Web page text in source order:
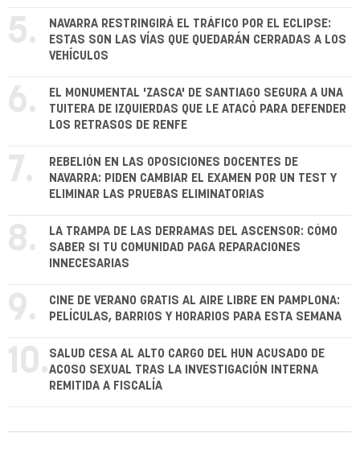
5.
NAVARRA RESTRINGIRÁ EL TRÁFICO POR EL ECLIPSE:
ESTAS SON LAS VÍAS QUE QUEDARÁN CERRADAS A LOS
VEHÍCULOS
6.
EL MONUMENTAL 'ZASCA' DE SANTIAGO SEGURA A UNA
TUITERA DE IZQUIERDAS QUE LE ATACÓ PARA DEFENDER
LOS RETRASOS DE RENFE
7.
REBELIÓN EN LAS OPOSICIONES DOCENTES DE
NAVARRA: PIDEN CAMBIAR EL EXAMEN POR UN TEST Y
ELIMINAR LAS PRUEBAS ELIMINATORIAS
8.
LA TRAMPA DE LAS DERRAMAS DEL ASCENSOR: CÓMO
SABER SI TU COMUNIDAD PAGA REPARACIONES
INNECESARIAS
9.
CINE DE VERANO GRATIS AL AIRE LIBRE EN PAMPLONA:
PELÍCULAS, BARRIOS Y HORARIOS PARA ESTA SEMANA
10. SALUD CESA AL ALTO CARGO DEL HUN ACUSADO DE
ACOSO SEXUAL TRAS LA INVESTIGACIÓN INTERNA
REMITIDA A FISCALÍA